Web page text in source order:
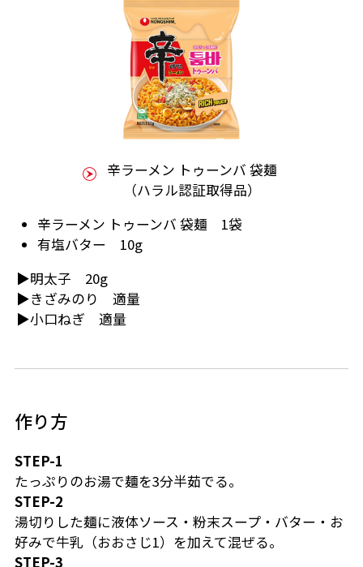
辛ラーメン トゥーンバ 袋麺
（ハラル認証取得品）
辛ラーメン トゥーンバ 袋麺 1袋
有塩バター 10g
▶明太子 20g
▶きざみのり 適量
▶小口ねぎ 適量
作り方
STEP-1
たっぷりのお湯で麺を3分半茹でる。
STEP-2
︎湯切りした麺に液体ソース・粉末スープ・バター・お
好みで牛乳（おおさじ1）を加えて混ぜる。
STEP-3